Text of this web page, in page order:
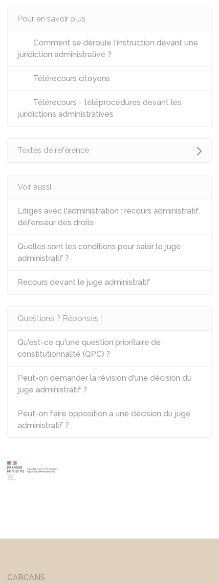
Pour en savoir plus
Comment se déroule l'instruction devant une
juridiction administrative ?
Télérecours citoyens
Télérecours - téléprocédures devant les
juridictions administratives
Textes de référence
Voir aussi
Litiges avec l'administration : recours administratif,
défenseur des droits
Quelles sont les conditions pour saisir le juge
administratif ?
Recours devant le juge administratif
Questions ? Réponses !
Qu'est-ce qu'une question prioritaire de
constitutionnalité (QPC) ?
Peut-on demander la révision d'une décision du
juge administratif ?
Peut-on faire opposition à une décision du juge
administratif ?
CARCANS